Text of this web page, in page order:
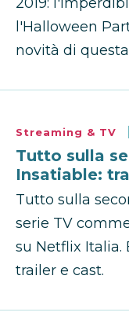
l'Halloween
novità di
Streaming & TV
Tutto sulla
Insatiable:
Tutto sulla
serie TV
su Netflix Italia.
trailer e cast.